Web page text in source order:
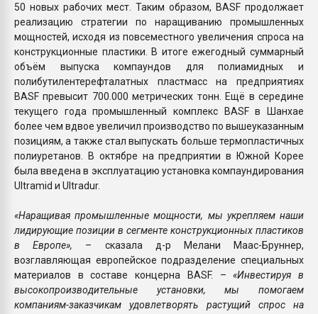
50 новых рабочих мест. Таким образом, BASF продолжает
реализацию стратегии по наращиванию промышленных
мощностей, исходя из повсеместного увеличения спроса на
конструкционные пластики. В итоге ежегодный суммарный
объём выпуска компаундов для полиамидных и
полибутилентерефталатных пластмасс на предприятиях
BASF превысит 700.000 метрических тонн. Ещё в середине
текущего года промышленный комплекс BASF в Шанхае
более чем вдвое увеличил производство по вышеуказанным
позициям, а также стал выпускать больше термопластичных
полиуретанов. В октябре на предприятии в Южной Корее
была введена в эксплуатацию установка компаундирования
Ultramid и Ultradur.
«Наращивая промышленные мощности, мы укрепляем наши
лидирующие позиции в сегменте конструкционных пластиков
в Европе», – сказала д-р Мелани Маас-Бруннер,
возглавляющая европейское подразделение специальных
материалов в составе концерна BASF. –«Инвестируя в
высокопроизводительные установки, мы помогаем
компаниям-заказчикам удовлетворять растущий спрос на